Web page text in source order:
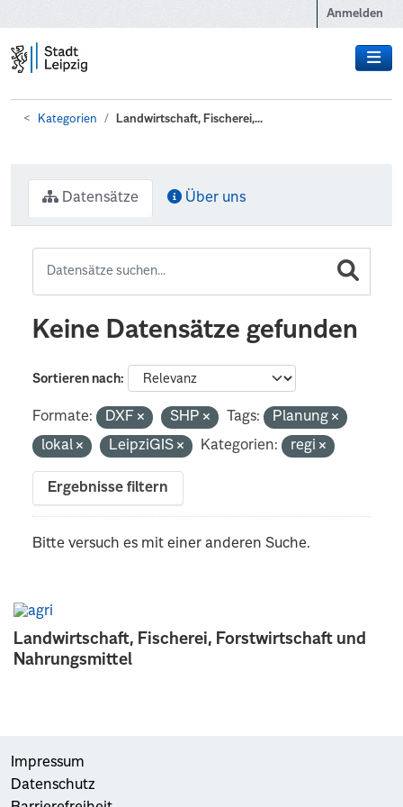
Anmelden
Kategorien Landwirtschaft, Fischerei,...
Landwirtschaft, Fischerei, Forstwirtschaft und
Nahrungsmittel
Datensätze Über uns
Keine Datensätze gefunden
Sortieren nach
Formate: DXF SHP Tags:
Planung
lokal
LeipziGIS Kategorien: regi
Ergebnisse filtern
Bitte versuch es mit einer anderen Suche.
Impressum
Datenschutz